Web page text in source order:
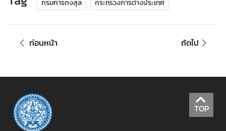
อ
ร์
ม
กรมการกงสุล กระทรวงการต่างประเทศ
ก่อนหน้า ถัดไป
TOP